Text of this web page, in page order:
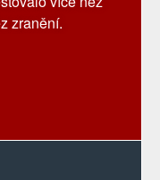
zranění.